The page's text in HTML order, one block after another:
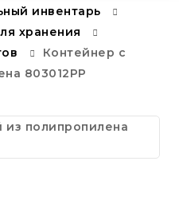
инвентарь
хранения
Контейнер с
803012PP